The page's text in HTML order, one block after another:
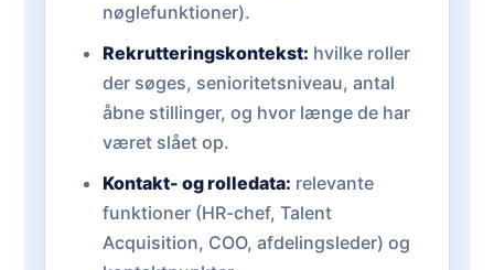
nøglefunktioner).
Rekrutteringskontekst: hvilke roller
der søges, senioritetsniveau, antal
åbne stillinger, og hvor længe de har
været slået op.
Kontakt- og rolledata: relevante
funktioner (HR-chef, Talent
Acquisition, COO, afdelingsleder) og